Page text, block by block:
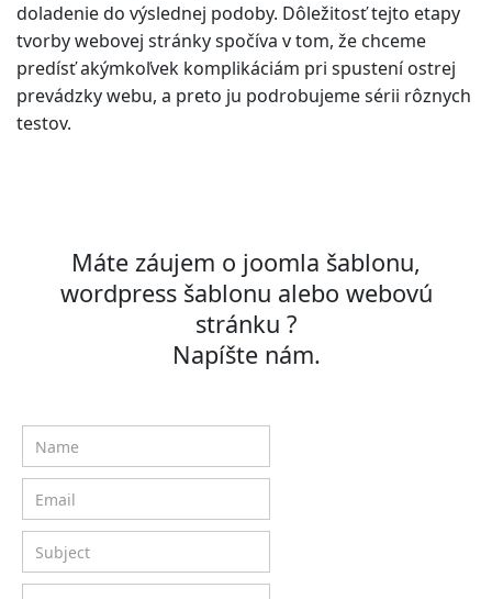
doladenie do výslednej podoby. Dôležitosť tejto etapy
tvorby webovej stránky spočíva v tom, že chceme
predísť akýmkoľvek komplikáciám pri spustení ostrej
prevádzky webu, a preto ju podrobujeme sérii rôznych
testov.
Máte záujem o joomla šablonu,
wordpress šablonu alebo webovú
stránku ?
Napíšte nám.